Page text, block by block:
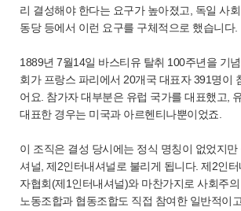
리 결성해야 한다는 요구가 높아졌고, 독일 사
동당 등에서 이런 요구를 구체적으로 했습니다.
1889년 7월14일 바스티유 탈취 100주년을 기
회가 프랑스 파리에서 20개국 대표자 391명이
어요. 참가자 대부분은 유럽 국가를 대표했고,
대표한 경우는 미국과 아르헨티나뿐이었죠.
이 조직은 결성 당시에는 정식 명칭이 없었지
셔널, 제2인터내셔널로 불리게 됩니다. 제2인
자협회(제1인터내셔널)와 마찬가지로 사회주
노동조합과 협동조합도 직접 참여한 일반적이